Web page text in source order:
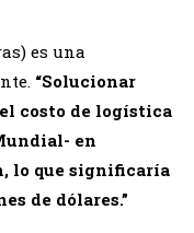
es una
“Solucionar
costo de logística
en
lo que significaría
de dólares.”